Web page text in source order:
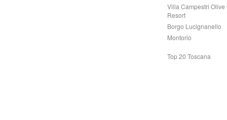
Villa Campestri Olive
Resort
Borgo Lucignanello
Montorio
Top 20 Toscana